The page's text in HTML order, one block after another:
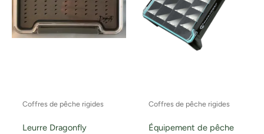
Coffres de pêche rigides
Leurre Dragonfly
Coffres de pêche rigides
Équipement de pêche